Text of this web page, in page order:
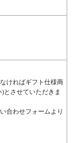
ければギフト仕様商
とさせていただきま
合わせフォームより